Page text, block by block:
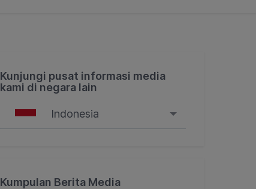
Kunjungi pusat informasi media
kami di negara lain
Indonesia
Kumpulan Berita Media